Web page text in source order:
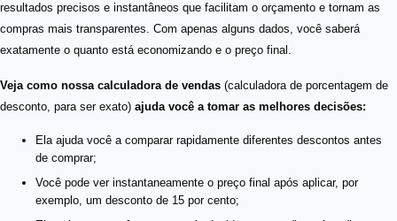
resultados precisos e instantâneos que facilitam o orçamento e tornam as
compras mais transparentes. Com apenas alguns dados, você saberá
exatamente o quanto está economizando e o preço final.
Veja como nossa calculadora de vendas (calculadora de porcentagem de
desconto, para ser exato) ajuda você a tomar as melhores decisões:
Ela ajuda você a comparar rapidamente diferentes descontos antes
de comprar;
Você pode ver instantaneamente o preço final após aplicar, por
exemplo, um desconto de 15 por cento;